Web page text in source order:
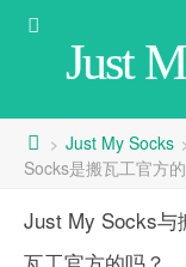
Just
> Just My Socks >
Socks是搬瓦工官方
Just My Socks与